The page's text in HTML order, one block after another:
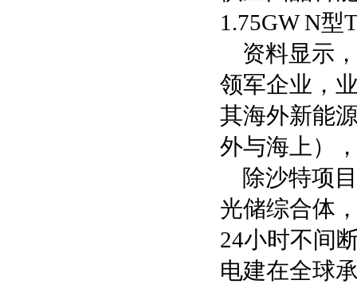
1.75GW N型
资料显示
领军企业，
其海外新能
外与海上）
除沙特项
光储综合体
24小时不间
电建在全球